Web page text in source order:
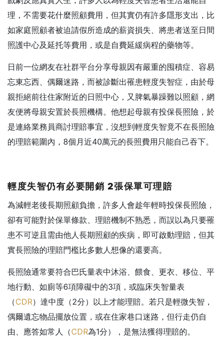
理，不需要花什麼照顧費用，但其實仍有許多隱形支出，比
如家庭照顧者被迫請假所造成的薪資損失、將患者送至日間
照護中心及延托等費用，或是自費延緩病程的藥物等。
日前一位網友在社群平台分享母親因有嚴重的囤積症、容易
忘東忘西、偶爾迷路，而被診斷出罹患輕度失智症，由於母
親拒絕前往住家附近的日照中心，又脾氣暴躁難以照顧，網
友便將母親安置於長照機構。他想起母親有投保長照險，於
是連絡業務員商討理賠事宜，沒想到輕度失智竟不在長照險
的理賠範圍內，8個月近40萬元的長照費用只能自己吞下。
輕度失智仍有必要開銷 2張保單可理賠
為減輕老後長期照顧負擔，許多人會趁年輕時投保長照險，
卻有可能對於保單條款、理賠機制不熟悉，而誤以為只要罹
患不可逆且需由他人長期照顧的疾病，即可啟動理賠，但其
實長照險的理賠門檻比多數人想像的還要高。
長照險通常要符合巴氏量表中沐浴、餵食、更衣、移位、平
地行動、如廁等6項障礙中的3項，或臨床失智量表
（CDR）達中度（2分）以上才能理賠。若只是輕微失智，
偶爾遺忘物品擺放位置，或在住家巷口迷路，但行走仍自
由、應答如常人（CDR為1分），是無法獲得理賠的。